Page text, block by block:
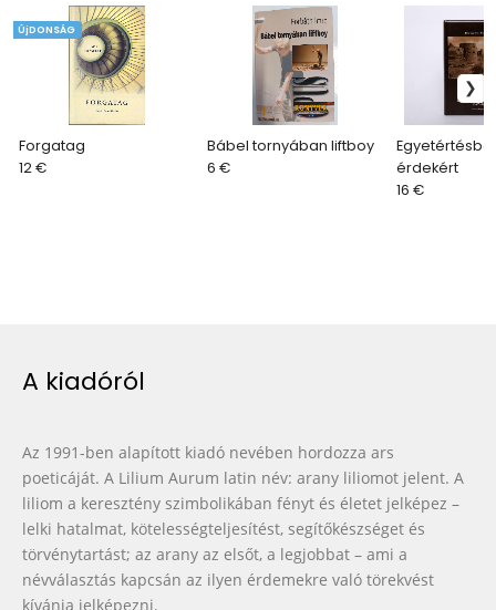
Forgatag
ÚjDONSÁG
12 €
Bábel tornyában liftboy
6 €
érdekért
16 €
A kiadóról
Az 1991-ben alapított kiadó nevében hordozza ars
poeticáját. A Lilium Aurum latin név: arany liliomot jelent. A
liliom a keresztény szimbolikában fényt és életet jelképez –
lelki hatalmat, kötelességteljesítést, segítőkészséget és
törvénytartást; az arany az elsőt, a legjobbat – ami a
névválasztás kapcsán az ilyen érdemekre való törekvést
kívánja jelképezni.